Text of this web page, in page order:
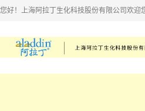
您好！上海阿拉丁生化科技股份有限公司欢迎